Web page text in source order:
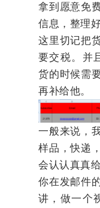
拿到愿意免
信息，整理
这里切记把
要交税。并
货的时候需
再补给他。
一般来说，
样品，快递
会认认真真
你在发邮件
讲，做一个